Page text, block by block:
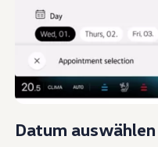
Datum auswählen